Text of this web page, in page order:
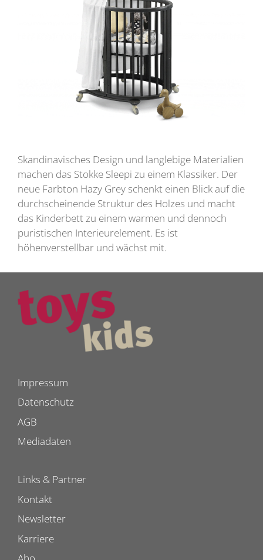
Skandinavisches Design und langlebige Materialien
machen das Stokke Sleepi zu einem Klassiker. Der
neue Farbton Hazy Grey schenkt einen Blick auf die
durchscheinende Struktur des Holzes und macht
das Kinderbett zu einem warmen und dennoch
puristischen Interieurelement. Es ist
höhenverstellbar und wächst mit.
Impressum
Datenschutz
AGB
Mediadaten
Links & Partner
Kontakt
Newsletter
Karriere